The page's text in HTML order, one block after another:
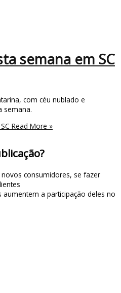
semana em SC
com céu nublado e
semana.
Read More »
consumidores, se fazer
a participação deles no